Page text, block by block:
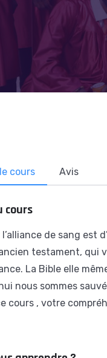
cours Avis
cours
de sang est
testament, qui
La Bible elle
nous sommes
cours , votre